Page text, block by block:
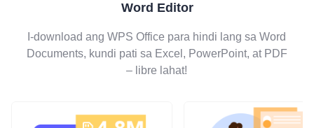
Word Editor
I-download ang WPS Office para hindi lang sa Word
Documents, kundi pati sa Excel, PowerPoint, at PDF
– libre lahat!